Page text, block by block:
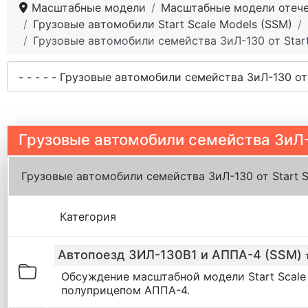
Масштабные модели
Масштабные модели
Грузовые автомобили Start Scale Models (SSM)
Грузовые автомобили семейства ЗиЛ-130 от
Грузовые автомобили семейства
Грузовые автомобили семейства ЗиЛ-130 от Start
Категория
Автопоезд ЗИЛ-130В1 и АППА-4 (SSM)
Обсуждение масштабной модели Start
полуприцепом АППА-4.